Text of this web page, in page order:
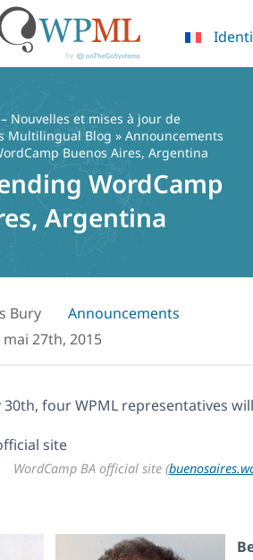
Nouvelles et mises à jour de
Multilingual Blog » Announcements
Buenos Aires, Argentina
WordCamp
Argentina
Bury
Announcements
mai 27th, 2015
30th, four WPML representatives
WordCamp BA official site (